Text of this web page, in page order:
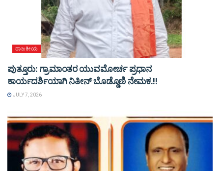
ರಾಜಕೀಯ
ಪುತ್ತೂರು: ಗ್ರಾಮಾಂತರ ಯುವಮೋರ್ಚ ಪ್ರಧಾನ
ಕಾರ್ಯದರ್ಶಿಯಾಗಿ ನಿತೀನ್ ಬೊಡ್ಡೊಣಿ ನೇಮಕ.!!
JULY 7, 2026